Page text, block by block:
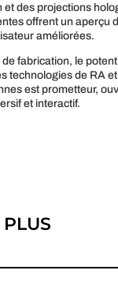
et des projections
offrent un aperçu
améliorées.
de fabrication, le
technologies de RA
est prometteur,
et interactif.